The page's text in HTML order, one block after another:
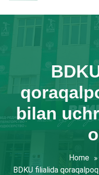
bilan
Home
BDKU filialida